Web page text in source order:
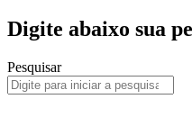
Digite abaixo sua
Pesquisar